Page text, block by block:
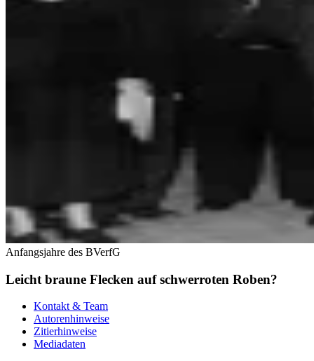
Anfangsjahre des BVerfG
Leicht braune Flecken auf schwerroten Roben?
Kontakt & Team
Autorenhinweise
Zitierhinweise
Mediadaten